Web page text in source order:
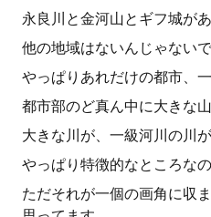
永良川と金河山とギフ城が
他の地域はないんじゃないで
やっぱりあれだけの都市、
都市部のど真ん中に大きな山
大きな川が、一級河川の川
やっぱり特徴的なところな
ただそれが一個の画角に収